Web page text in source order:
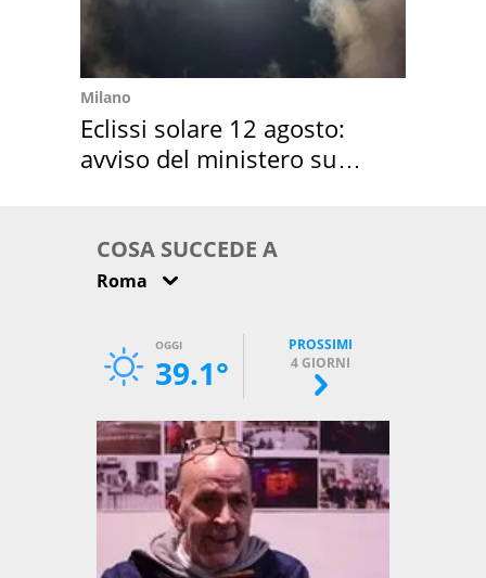
Milano
Eclissi solare 12 agosto:
avviso del ministero su